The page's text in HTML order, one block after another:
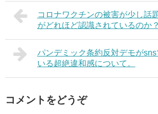
コロナワクチンの被害が少し話
がどれほど認識されているのか？
パンデミック条約反対デモが
いる超絶違和感について。
コメントをどうぞ